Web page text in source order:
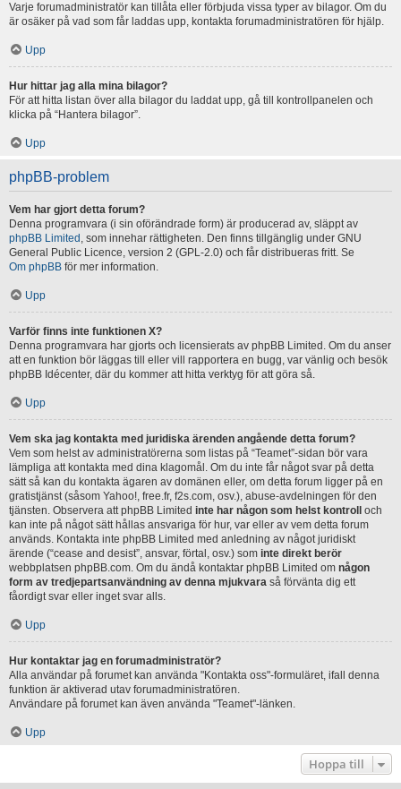
Varje forumadministratör kan tillåta eller förbjuda vissa typer av bilagor. Om du
är osäker på vad som får laddas upp, kontakta forumadministratören för hjälp.
Upp
Hur hittar jag alla mina bilagor?
För att hitta listan över alla bilagor du laddat upp, gå till kontrollpanelen och
klicka på “Hantera bilagor”.
Upp
phpBB-problem
Vem har gjort detta forum?
Denna programvara (i sin oförändrade form) är producerad av, släppt av
phpBB Limited , som innehar rättigheten. Den finns tillgänglig under GNU
General Public Licence, version 2 (GPL-2.0) och får distribueras fritt. Se
Om phpBB för mer information.
Upp
Varför finns inte funktionen X?
Denna programvara har gjorts och licensierats av phpBB Limited. Om du anser
att en funktion bör läggas till eller vill rapportera en bugg, var vänlig och besök
phpBB Idécenter, där du kommer att hitta verktyg för att göra så.
Upp
Vem ska jag kontakta med juridiska ärenden angående detta forum?
Vem som helst av administratörerna som listas på “Teamet”-sidan bör vara
lämpliga att kontakta med dina klagomål. Om du inte får något svar på detta
sätt så kan du kontakta ägaren av domänen eller, om detta forum ligger på en
gratistjänst (såsom Yahoo!, free.fr, f2s.com, osv.), abuse-avdelningen för den
tjänsten. Observera att phpBB Limited inte har någon som helst kontroll
och
kan inte på något sätt hållas ansvariga för hur, var eller av vem detta forum
används. Kontakta inte phpBB Limited med anledning av något juridiskt
ärende (“cease and desist”, ansvar, förtal, osv.) som inte direkt berör
webbplatsen phpBB.com. Om du ändå kontaktar phpBB Limited om någon
form av tredjepartsanvändning av denna mjukvara så förvänta dig ett
fåordigt svar eller inget svar alls.
Upp
Hur kontaktar jag en forumadministratör?
Alla användar på forumet kan använda "Kontakta oss"-formuläret, ifall denna
funktion är aktiverad utav forumadministratören.
Användare på forumet kan även använda "Teamet"-länken.
Upp
Hoppa till